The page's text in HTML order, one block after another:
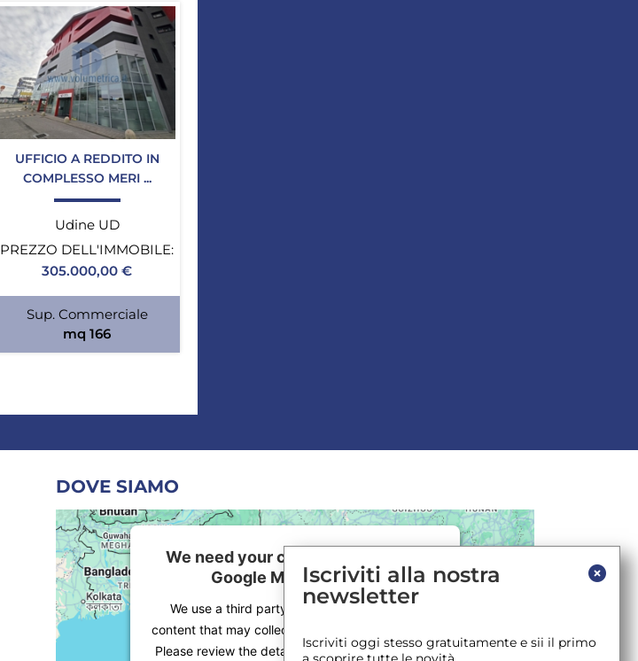
UFFICIO A REDDITO IN
COMPLESSO MERI ...
Udine UD
PREZZO DELL'IMMOBILE:
305.000,00 €
Sup. Commerciale
mq 166
DOVE SIAMO
We need your consent to load the
Google Maps service!
We use a third party service to embed map
content that may collect data about your activity.
Please review the details and accept the service
Iscriviti alla nostra
newsletter
Iscriviti oggi stesso gratuitamente e sii il primo